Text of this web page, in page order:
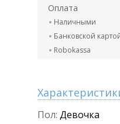
Оплата
Наличными
Банковской
Robokassa
Пол: Девочка